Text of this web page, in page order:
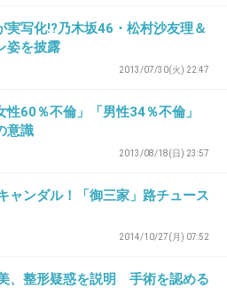
ら慰謝料がっぽり請求さ
実写化!?乃木坂46・松村沙友理＆
姿を披露
2013/07/30(火) 22:47
性60％不倫」「男性34％不倫」
意識
2013/08/18(日) 23:57
ャンダル！「御三家」路チュース
2014/10/27(月) 07:52
、整形疑惑を説明 手術を認める